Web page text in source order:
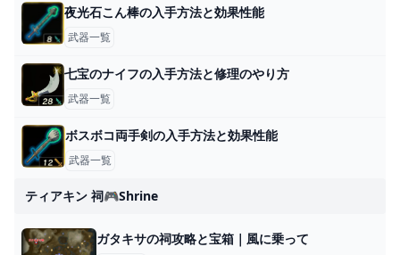
夜光石こん棒の入手方法と効果性能
武器一覧
七宝のナイフの入手方法と修理のやり方
武器一覧
ボスボコ両手剣の入手方法と効果性能
武器一覧
ティアキン 祠🎮shrine
ガタキサの祠攻略と宝箱｜風に乗って